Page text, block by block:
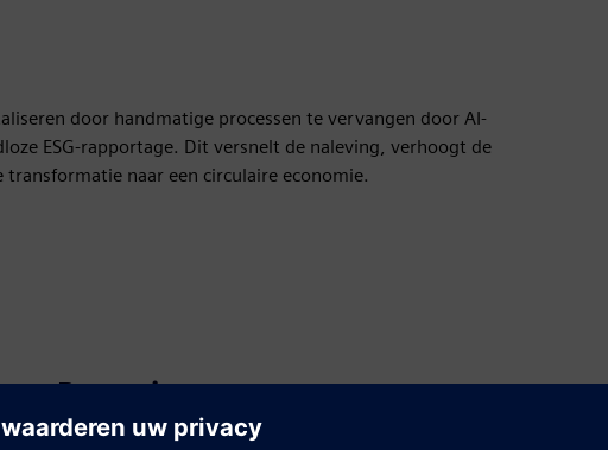
door handmatige processen te vervangen door AI-
ESG-rapportage. Dit versnelt de naleving, verhoogt de
naar een circulaire economie.
Beweging